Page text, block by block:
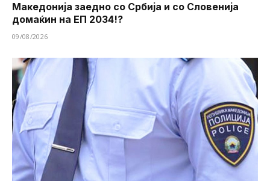
Македонија заедно со Србија и со Словенија
домаќин на ЕП 2034!?
09/08/2026